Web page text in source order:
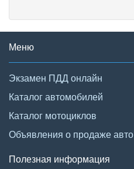
Меню
Экзамен ПДД онлайн
Каталог автомобилей
Каталог мотоциклов
Объявления о продаже авто
Полезная информация